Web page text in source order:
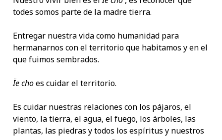
todes somos parte de la madre tierra.
Entregar nuestra vida como humanidad para
hermanarnos con el territorio que habitamos y en el
que fuimos sembrados.
Ïe choes cuidar el territorio.
Es cuidar nuestras relaciones con los pájaros, el
viento, la tierra, el agua, el fuego, los árboles, las
plantas, las piedras y todos los espíritus y nuestros